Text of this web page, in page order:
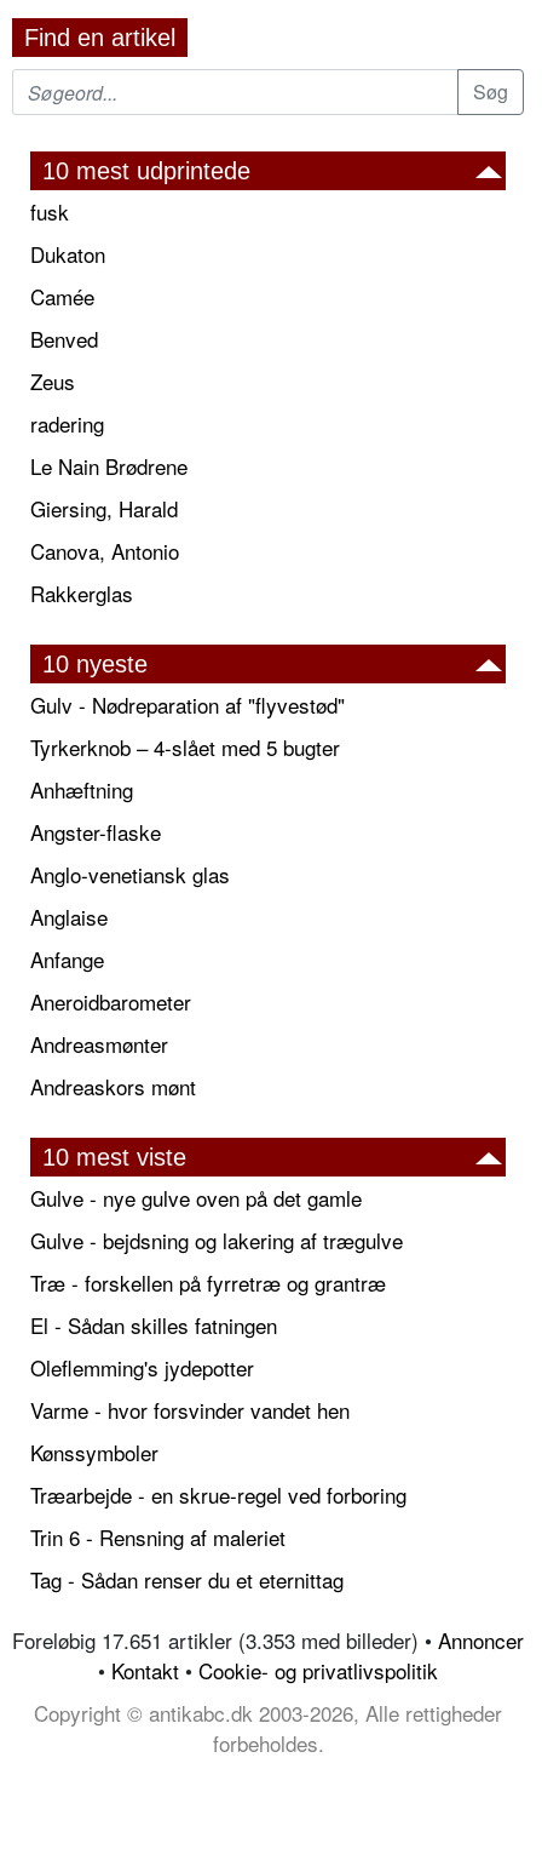
Find en artikel
10 mest udprintede
fusk
Dukaton
Camée
Benved
Zeus
radering
Le Nain Brødrene
Giersing, Harald
Canova, Antonio
Rakkerglas
10 nyeste
Gulv - Nødreparation af "flyvestød"
Tyrkerknob – 4-slået med 5 bugter
Anhæftning
Angster-flaske
Anglo-venetiansk glas
Anglaise
Anfange
Aneroidbarometer
Andreasmønter
Andreaskors mønt
10 mest viste
Gulve - nye gulve oven på det gamle
Gulve - bejdsning og lakering af trægulve
Træ - forskellen på fyrretræ og grantræ
El - Sådan skilles fatningen
Oleflemming's jydepotter
Varme - hvor forsvinder vandet hen
Kønssymboler
Træarbejde - en skrue-regel ved forboring
Trin 6 - Rensning af maleriet
Tag - Sådan renser du et eternittag
Foreløbig 17.651 artikler (3.353 med billeder) • Annoncer
• Kontakt • Cookie- og privatlivspolitik
Copyright © antikabc.dk 2003-2026, Alle rettigheder
forbeholdes.